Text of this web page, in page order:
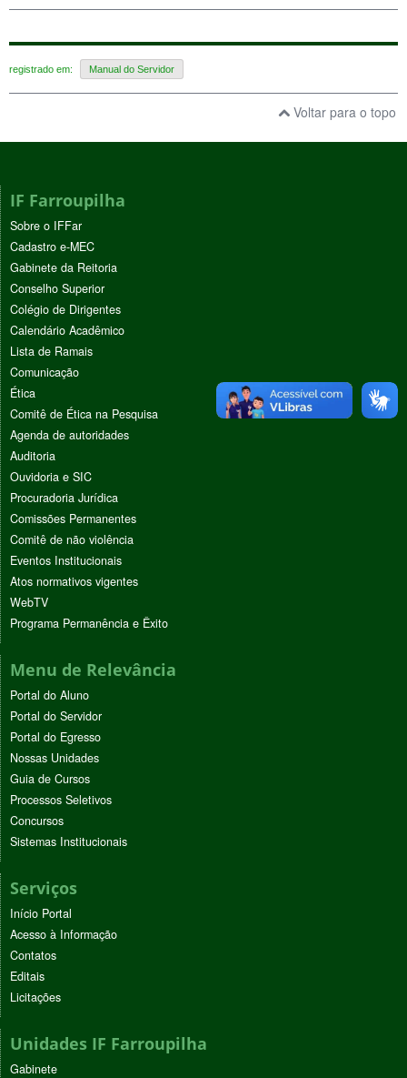
registrado em: Manual do Servidor
Voltar para o topo
IF Farroupilha
Sobre o IFFar
Cadastro e-MEC
Gabinete da Reitoria
Conselho Superior
Colégio de Dirigentes
Calendário Acadêmico
Lista de Ramais
Comunicação
Ética
Comitê de Ética na Pesquisa
Agenda de autoridades
Auditoria
Ouvidoria e SIC
Procuradoria Jurídica
Comissões Permanentes
Comitê de não violência
Eventos Institucionais
Atos normativos vigentes
WebTV
Programa Permanência e Êxito
Menu de Relevância
Portal do Aluno
Portal do Servidor
Portal do Egresso
Nossas Unidades
Guia de Cursos
Processos Seletivos
Concursos
Sistemas Institucionais
Serviços
Início Portal
Acesso à Informação
Contatos
Editais
Licitações
Unidades IF Farroupilha
Gabinete